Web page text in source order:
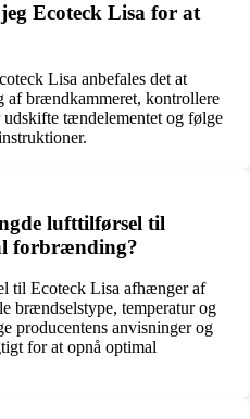
Ecoteck Lisa for at
Lisa anbefales det at
af brændkammeret, kontrollere
tændelementet og følge
lufttilførsel til
forbrænding?
til Ecoteck Lisa afhænger af
brændselstype, temperatur og
producentens anvisninger og
for at opnå optimal